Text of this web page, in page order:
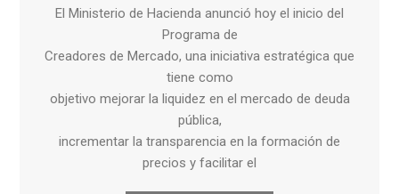
El Ministerio de Hacienda anunció hoy el inicio del
Programa de
Creadores de Mercado, una iniciativa estratégica que
tiene como
objetivo mejorar la liquidez en el mercado de deuda
pública,
incrementar la transparencia en la formación de
precios y facilitar el